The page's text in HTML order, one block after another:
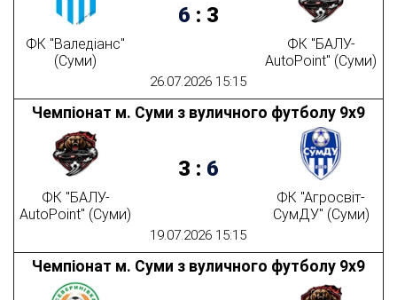
26.07.2026 15:15
ФК "Валедіанс"
(Суми)
6 : 3
ФК "БАЛУ-
AutoPoint" (Суми)
19.07.2026 15:15
Чемпіонат м. Суми з вуличного футболу 9х9
ФК "БАЛУ-
AutoPoint" (Суми)
3 : 6
ФК "Агросвіт-
СумДУ" (Суми)
Чемпіонат м. Суми з вуличного футболу 9х9